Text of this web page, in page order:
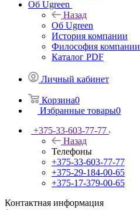
Об Ugreen
Назад
Об Ugreen
История компании
Философия компании
Каталог PDF
Личный кабинет
Корзина0
Избранные товары0
+375-33-603-77-77
Назад
Телефоны
+375-33-603-77-77
+375-29-184-00-65
+375-17-379-00-65
Контактная информация